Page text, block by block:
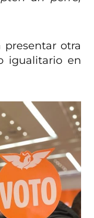
presentar otra
igualitario en